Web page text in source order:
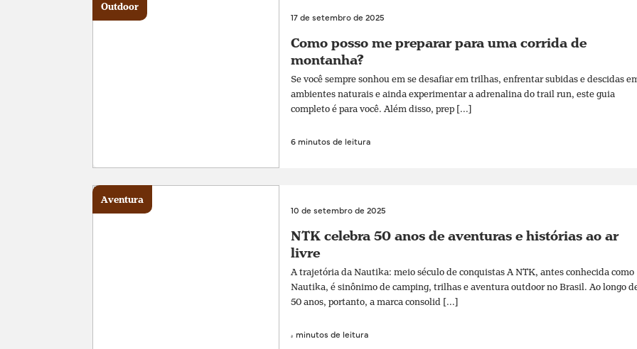
17 de setembro de 2025
Como posso me preparar para uma corrida de
montanha?
Se você sempre sonhou em se desafiar em trilhas, enfrentar subidas e descidas
ambientes naturais e ainda experimentar a adrenalina do trail run, este guia
completo é para você. Além disso, prep [...]
6 minutos de leitura
Outdoor
10 de setembro de 2025
NTK celebra 50 anos de aventuras e histórias ao ar
livre
A trajetória da Nautika: meio século de conquistas A NTK, antes conhecida como
Nautika, é sinônimo de camping, trilhas e aventura outdoor no Brasil. Ao longo
50 anos, portanto, a marca consolid [...]
4 minutos de leitura
Aventura